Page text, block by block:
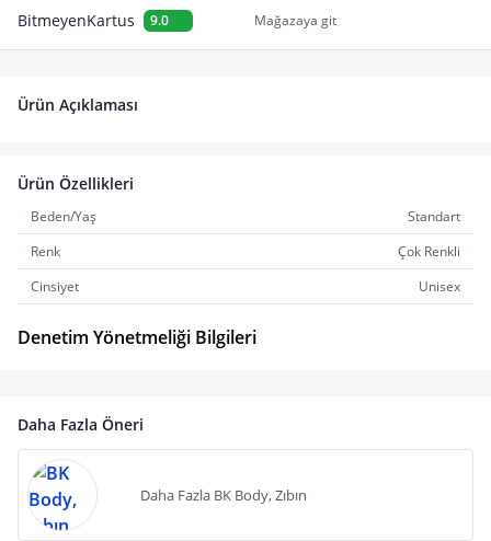
BitmeyenKartus 9.0 Mağazaya git
Ürün Açıklaması
Ürün Özellikleri
Beden/Yaş
Standart
Renk
Çok Renkli
Cinsiyet
Unisex
Denetim Yönetmeliği Bilgileri
Daha Fazla Öneri
Daha Fazla BK Body, Zıbın